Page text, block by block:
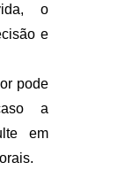
o
e
pode
a
em